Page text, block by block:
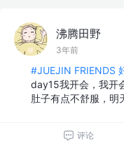
沸腾田野
3年前
#JUEJIN FRIENDS
day15我开会，我开
肚子有点不舒服，明
评论